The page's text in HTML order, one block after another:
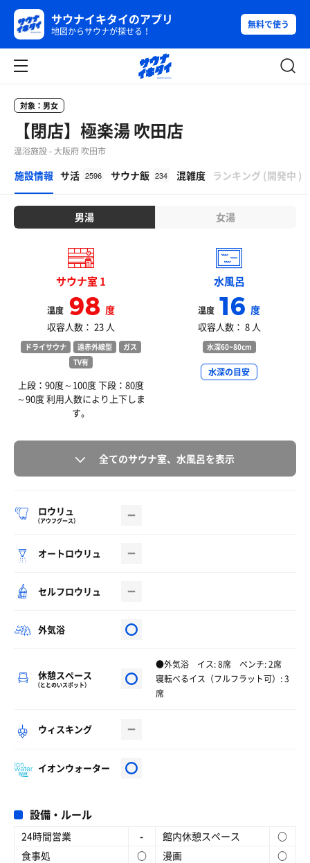
サウナイキタイのアプリ
地図からサウナが探せる！
無料で使う
対象：男女
【閉店】極楽湯 吹田店
温浴施設 - 大阪府 吹田市
施設情報 サ活 2596 サウナ飯 234 混雑度 ランキング (開発中 )
男湯 女湯
サウナ室 1
温度 98度
収容人数： 23 人
ドライサウナ 遠赤外線型
ガス
TV有
上段：90度～100度 下段：80度
～90度 利用人数により上下しま
す。
水風呂
温度 16度
収容人数： 8 人
水深60~80cm
水深の目安
全てのサウナ室、水風呂を表示
ロウリュ
（アウフグース）
オートロウリュ
セルフロウリュ
外気浴
休憩スペース
（ととのいスポット）
●外気浴 イス: 8席 ベンチ: 2席
寝転べるイス（フルフラット可）: 3
席
ウィスキング
イオンウォーター
設備・ルール
24時間営業 - 館内休憩スペース
○
食事処
○ 漫画
○